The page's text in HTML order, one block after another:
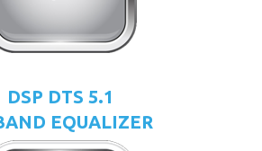
DSP DTS 5.1
EQUALIZER